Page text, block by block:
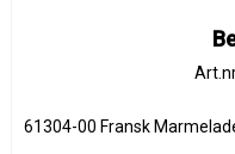
61304-00 Fransk